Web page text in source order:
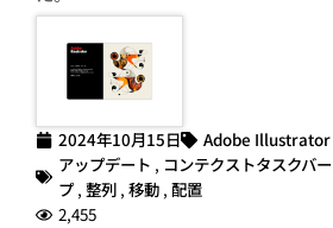
2024年10月15日
Adobe Illustrator
アップデート , コンテクストタスクバー
プ, 整列 , 移動 , 配置
2,455